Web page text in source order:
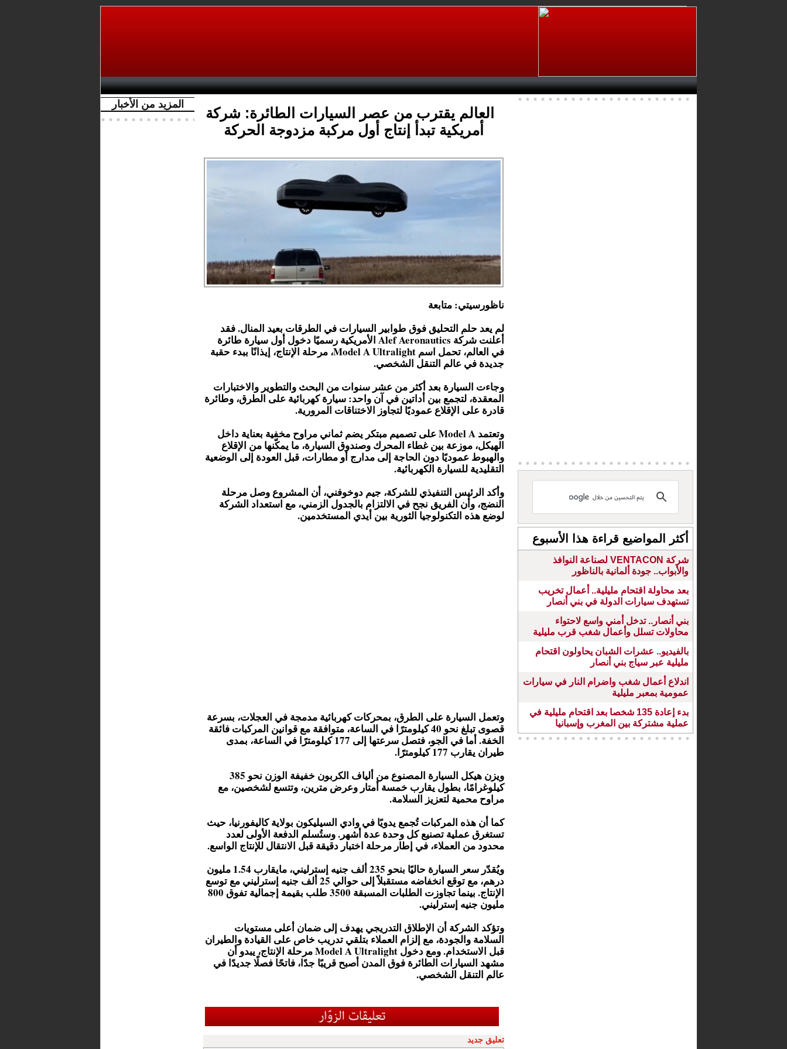
المزيد من الأخبار
العالم يقترب من عصر السيارات الطائرة: شركة
أمريكية تبدأ إنتاج أول مركبة مزدوجة الحركة
ناظورسيتي: متابعة
لم يعد حلم التحليق فوق طوابير السيارات في الطرقات بعيد المنال. فقد
أعلنت شركة Alef Aeronautics الأمريكية رسميًا دخول أول سيارة طائرة
في العالم، تحمل اسم Model A Ultralight، مرحلة الإنتاج، إيذانًا ببدء حقبة
جديدة في عالم التنقل الشخصي.
وجاءت السيارة بعد أكثر من عشر سنوات من البحث والتطوير والاختبارات
المعقدة، لتجمع بين أداتين في آن واحد: سيارة كهربائية على الطرق، وطائرة
قادرة على الإقلاع عموديًا لتجاوز الاختناقات المرورية.
وتعتمد Model A على تصميم مبتكر يضم ثماني مراوح مخفية بعناية داخل
الهيكل، موزعة بين غطاء المحرك وصندوق السيارة، ما يمكّنها من الإقلاع
والهبوط عموديًا دون الحاجة إلى مدارج أو مطارات، قبل العودة إلى الوضعية
التقليدية للسيارة الكهربائية.
وأكد الرئيس التنفيذي للشركة، جيم دوخوفني، أن المشروع وصل مرحلة
النضج، وأن الفريق نجح في الالتزام بالجدول الزمني، مع استعداد الشركة
لوضع هذه التكنولوجيا الثورية بين أيدي المستخدمين.
وتعمل السيارة على الطرق، بمحركات كهربائية مدمجة في العجلات، بسرعة
قصوى تبلغ نحو 40 كيلومترًا في الساعة، متوافقة مع قوانين المركبات فائقة
الخفة. أما في الجو، فتصل سرعتها إلى 177 كيلومترًا في الساعة، بمدى
طيران يقارب 177 كيلومترًا.
ويزن هيكل السيارة المصنوع من ألياف الكربون خفيفة الوزن نحو 385
كيلوغرامًا، بطول يقارب خمسة أمتار وعرض مترين، وتتسع لشخصين، مع
مراوح محمية لتعزيز السلامة.
كما أن هذه المركبات تُجمع يدويًا في وادي السيليكون بولاية كاليفورنيا، حيث
تستغرق عملية تصنيع كل وحدة عدة أشهر. وستُسلم الدفعة الأولى لعدد
محدود من العملاء، في إطار مرحلة اختبار دقيقة قبل الانتقال للإنتاج الواسع.
ويُقدّر سعر السيارة حاليًا بنحو 235 ألف جنيه إسترليني، مايقارب 1.54 مليون
درهم، مع توقع انخفاضه مستقبلاً إلى حوالي 25 ألف جنيه إسترليني مع توسع
الإنتاج. بينما تجاوزت الطلبات المسبقة 3500 طلب بقيمة إجمالية تفوق 800
مليون جنيه إسترليني.
وتؤكد الشركة أن الإطلاق التدريجي يهدف إلى ضمان أعلى مستويات
السلامة والجودة، مع إلزام العملاء بتلقي تدريب خاص على القيادة والطيران
قبل الاستخدام. ومع دخول Model A Ultralight مرحلة الإنتاج، يبدو أن
مشهد السيارات الطائرة فوق المدن أصبح قريبًا جدًا، فاتحًا فصلًا جديدًا في
عالم التنقل الشخصي.
تعليق جديد
أكثر المواضيع قراءة هذا الأسبوع
شركة VENTACON لصناعة النوافذ
والأبواب.. جودة ألمانية بالناظور
بعد محاولة اقتحام مليلية.. أعمال تخريب
تستهدف سيارات الدولة في بني أنصار
بني أنصار.. تدخل أمني واسع لاحتواء
محاولات تسلل وأعمال شغب قرب مليلية
بالفيديو.. عشرات الشبان يحاولون اقتحام
مليلية عبر سياج بني أنصار
اندلاع أعمال شغب واضرام النار في سيارات
عمومية بمعبر مليلية
بدء إعادة 135 شخصا بعد اقتحام مليلية في
عملية مشتركة بين المغرب وإسبانيا